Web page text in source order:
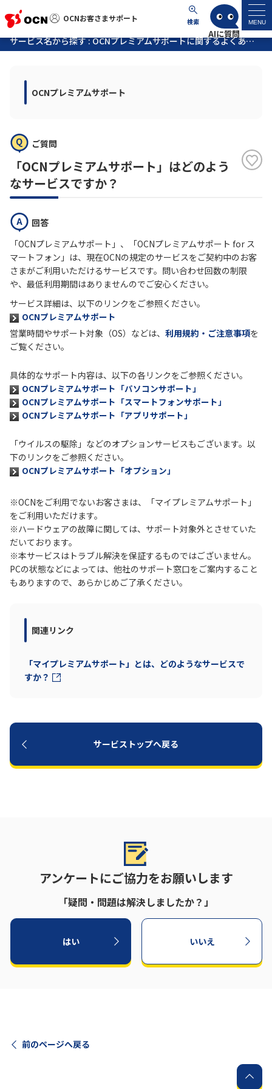
OCNお客さまサポート 検索 MENU
OCNお客さまサポート
マイページ
サポートトップ
よくあるご質問
工事・故障情報
お問い合わせ
履歴・お気に入り
お知らせ サポートサイトの使い方
まはこちら
サービス
OCN サービス一覧
サービス名から探す : OCNプレミアムサポートに関するよくあるご質問
OCNプレミアムサポート
ご質問
「OCNプレミアムサポート」はどのよう
なサービスですか？
回答
「OCNプレミアムサポート」、「OCNプレミアムサポート for ス
マートフォン」は、現在OCNの規定のサービスをご契約中のお客
さまがご利用いただけるサービスです。問い合わせ回数の制限
や、最低利用期間はありませんのでご安心ください。
サービス詳細は、以下のリンクをご参照ください。
OCNプレミアムサポート
営業時間やサポート対象（OS）などは、 利用規約・ご注意事項を
ご覧ください。
具体的なサポート内容は、以下の各リンクをご参照ください。
OCNプレミアムサポート「パソコンサポート」
OCNプレミアムサポート「スマートフォンサポート」
OCNプレミアムサポート「アプリサポート」
「ウイルスの駆除」などのオプションサービスもございます。以
下のリンクをご参照ください。
OCNプレミアムサポート「オプション」
※OCNをご利用でないお客さまは、「マイプレミアムサポート」
をご利用いただけます。
※ハードウェアの故障に関しては、サポート対象外とさせていた
だいております。
※本サービスはトラブル解決を保証するものではございません。
PCの状態などによっては、他社のサポート窓口をご案内すること
もありますので、あらかじめご了承ください。
関連リンク
「マイプレミアムサポート」とは、どのようなサービスで
すか？
サービストップへ戻る
アンケートにご協力をお願いします
「疑問・問題は解決しましたか？」
はい いいえ
前のページへ戻る